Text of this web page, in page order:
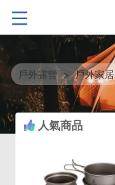
戶外露營 > 戶外家居
人氣商品